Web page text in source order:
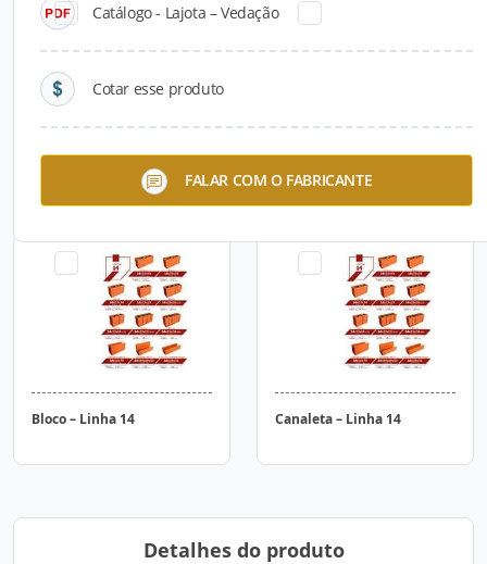
Catálogo - Lajota – Vedação
Cotar esse produto
FALAR COM O FABRICANTE
Bloco – Linha 11,5
Bloco – Linha 14 Canaleta – Linha 14
Detalhes do produto